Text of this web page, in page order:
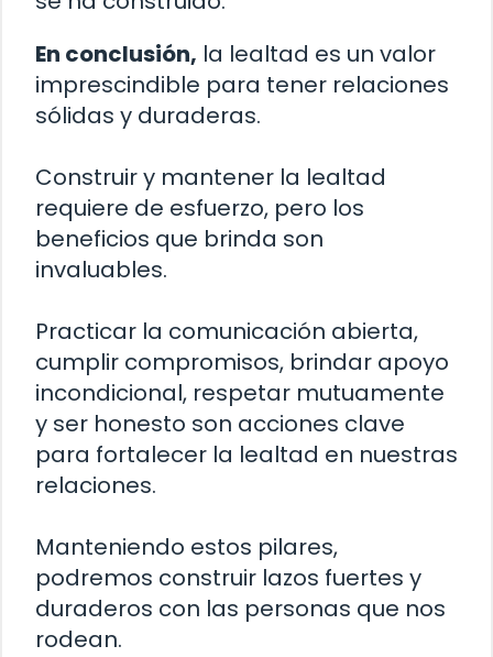
En conclusión, la lealtad es un valor
imprescindible para tener relaciones
sólidas y duraderas.
Construir y mantener la lealtad
requiere de esfuerzo, pero los
beneficios que brinda son
invaluables.
Practicar la comunicación abierta,
cumplir compromisos, brindar apoyo
incondicional, respetar mutuamente
y ser honesto son acciones clave
para fortalecer la lealtad en nuestras
relaciones.
Manteniendo estos pilares,
podremos construir lazos fuertes y
duraderos con las personas que nos
rodean.